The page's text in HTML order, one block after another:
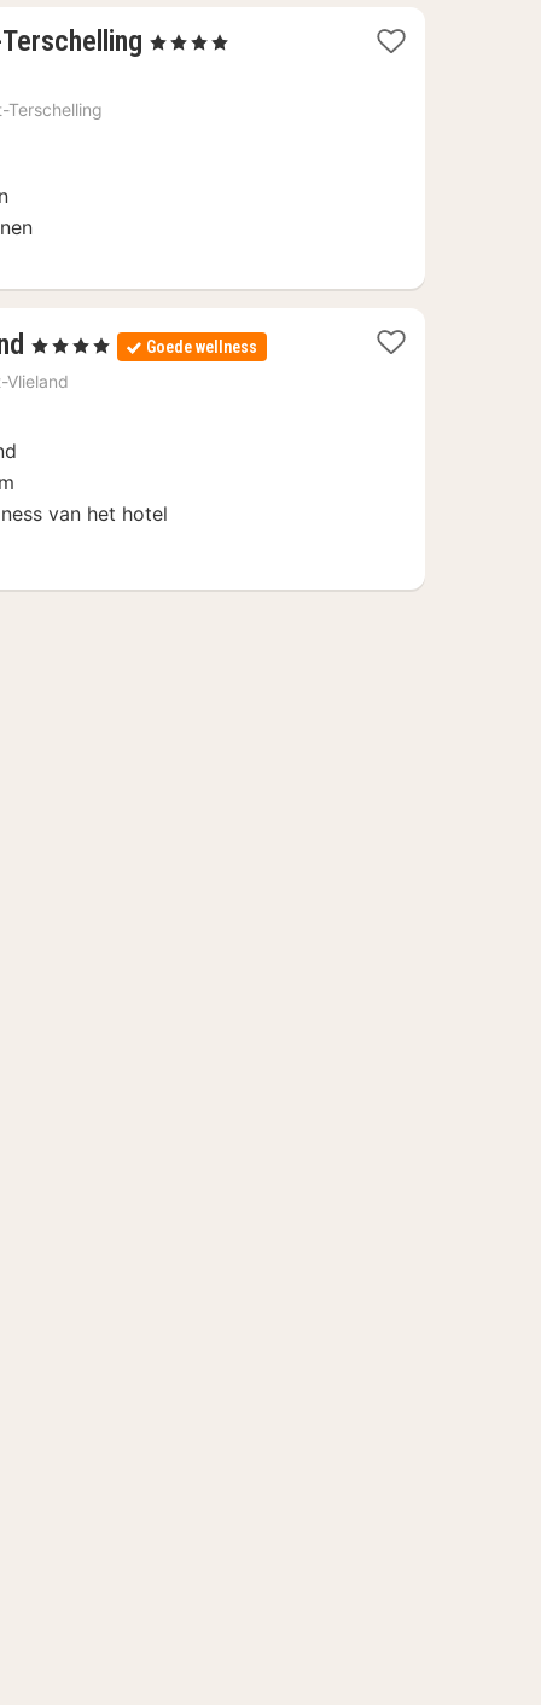
1
, 4 Sterren
Terschelling
1
nacht
vanaf
, 4 Sterren Goede wellness
Vlieland
van het hotel